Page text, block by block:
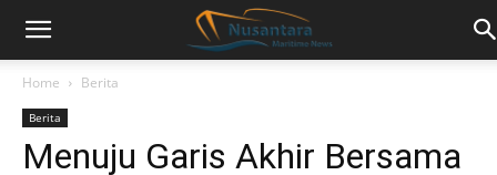
Home Berita
Berita
Menuju Garis Akhir Bersama